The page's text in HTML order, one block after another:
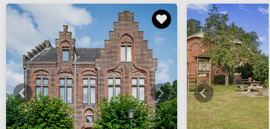
Bekijkhieralle foto's Bekijk